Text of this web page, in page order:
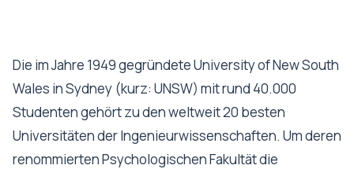
Die im Jahre 1949 gegründete University of New South
Wales in Sydney (kurz: UNSW) mit rund 40.000
Studenten gehört zu den weltweit 20 besten
Universitäten der Ingenieurwissenschaften. Um deren
renommierten Psychologischen Fakultät die